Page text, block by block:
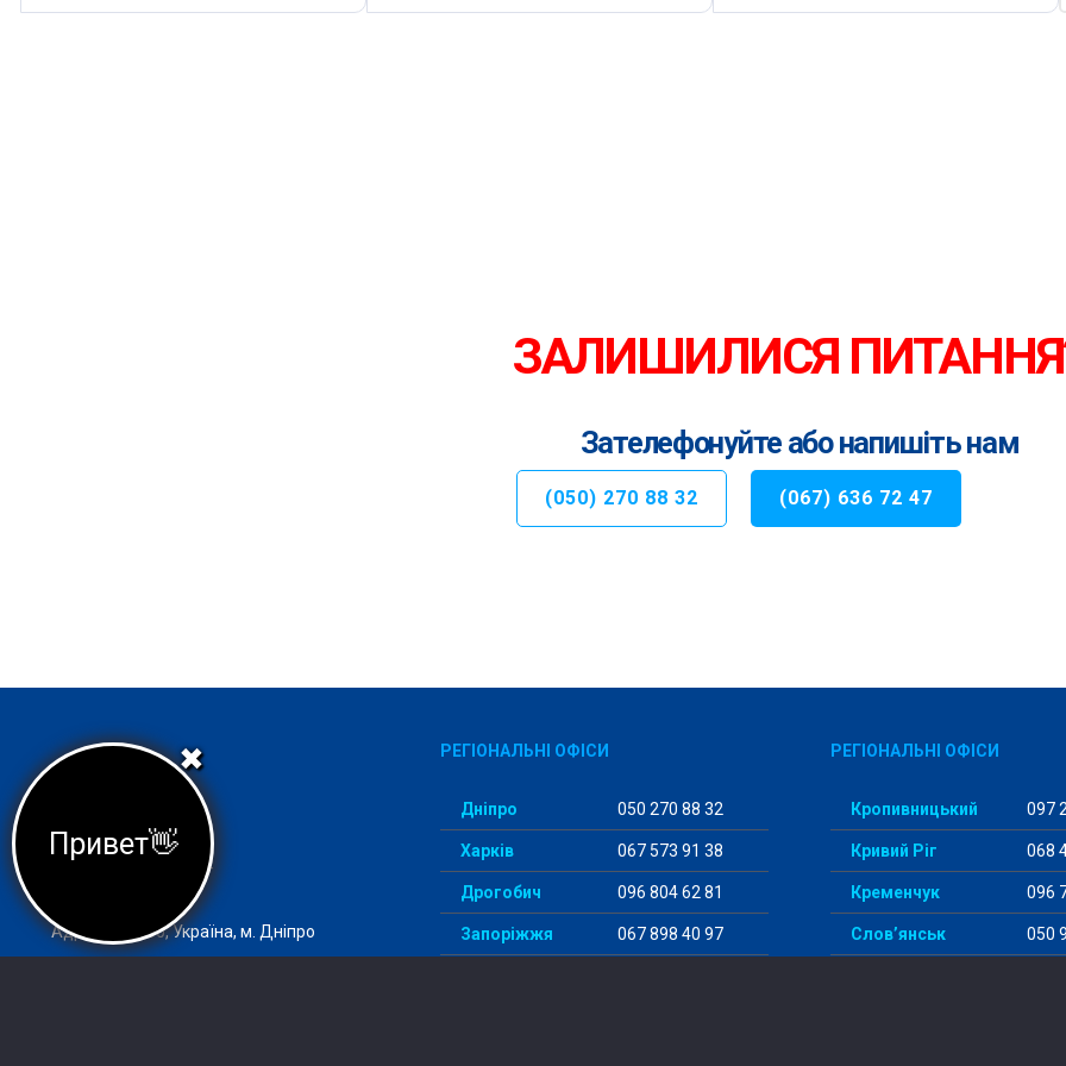
ЗАЛИШИЛИСЯ
Зателефонуйте або напишіть нам
(050) 270 88 32 (067) 636 72 47
Агеція StudentWay –
Адреса: 49000, Україна, м. Дніпро
РЕГІОНАЛЬНІ ОФІСИ
Дніпро 050 270 88 32
Харків 067 573 91 38
Дрогобич 096 804 62 81
Запоріжжя 067 898 40 97
РЕГІОНАЛЬНІ ОФІСИ
Кропивницький 097
Кривий Ріг 068
Кременчук 096
Слов’янськ 050
✖
Привет👋